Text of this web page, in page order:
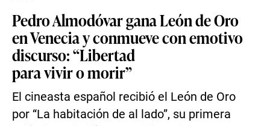
Pedro Almodóvar gana León de Oro
en Venecia y conmueve con emotivo
discurso: “Libertad
para vivir o morir”
El cineasta español recibió el León de Oro
por “La habitación de al lado”, su primera